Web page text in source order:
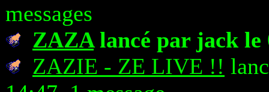
messages
ZAZAlancé par jack le
ZAZIE - ZE LIVE !!